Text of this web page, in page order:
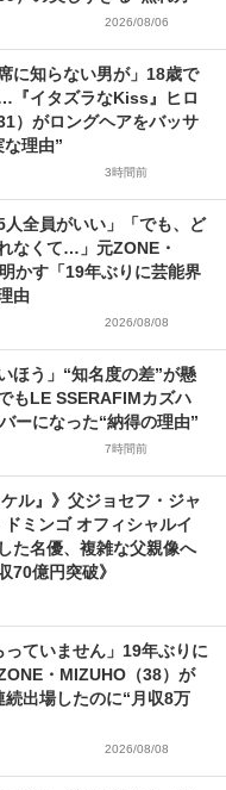
2026/08/06
に知らない男が」18歳で
『イタズラなKiss』ヒロ
）がロングヘアをバッサ
な理由”
3時間前
人全員がいい」「でも、ど
なくて…」元ZONE・
かす「19年ぶりに芸能界
由
2026/08/08
ほう」“知名度の差”が懸
もLE SSERAFIMカズハ
ーになった“納得の理由”
7時間前
ル』》父ジョセフ・ジャ
ミンゴ オフィシャルイ
た名優、複雑な父親像へ
70億円突破》
っていません」19年ぶりに
・MIZUHO（38）が
続出場したのに“月収8万
2026/08/08